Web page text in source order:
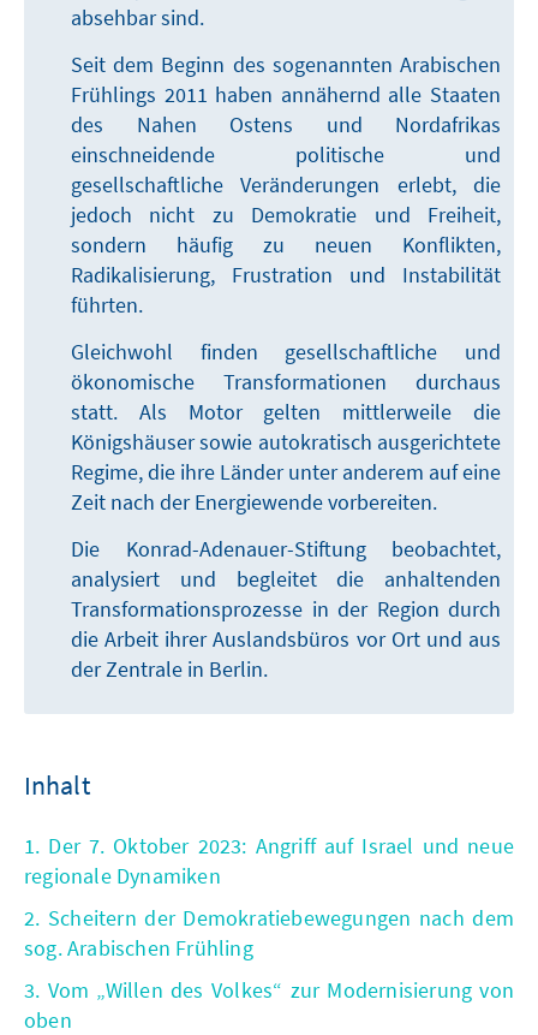
absehbar sind.
Seit dem Beginn des sogenannten Arabischen
Frühlings 2011 haben annähernd alle Staaten
des Nahen Ostens und Nordafrikas
einschneidende politische und
gesellschaftliche Veränderungen erlebt, die
jedoch nicht zu Demokratie und Freiheit,
sondern häufig zu neuen Konflikten,
Radikalisierung, Frustration und Instabilität
führten.
Gleichwohl finden gesellschaftliche und
ökonomische Transformationen durchaus
statt. Als Motor gelten mittlerweile die
Königshäuser sowie autokratisch ausgerichtete
Regime, die ihre Länder unter anderem auf eine
Zeit nach der Energiewende vorbereiten.
Die Konrad-Adenauer-Stiftung beobachtet,
analysiert und begleitet die anhaltenden
Transformationsprozesse in der Region durch
die Arbeit ihrer Auslandsbüros vor Ort und aus
der Zentrale in Berlin.
Inhalt
1. Der 7. Oktober 2023: Angriff auf Israel und neue
regionale Dynamiken
2. Scheitern der Demokratiebewegungen nach dem
sog. Arabischen Frühling
3. Vom „Willen des Volkes“ zur Modernisierung von
oben